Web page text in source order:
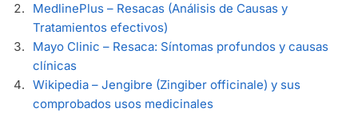
MedlinePlus – Resacas (Análisis de Causas y
Tratamientos efectivos)
Mayo Clinic – Resaca: Síntomas profundos y causas
clínicas
Wikipedia – Jengibre (Zingiber officinale) y sus
comprobados usos medicinales